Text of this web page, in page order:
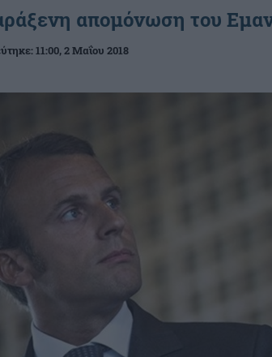
απομόνωση του
11:00, 2 Μαΐου 2018